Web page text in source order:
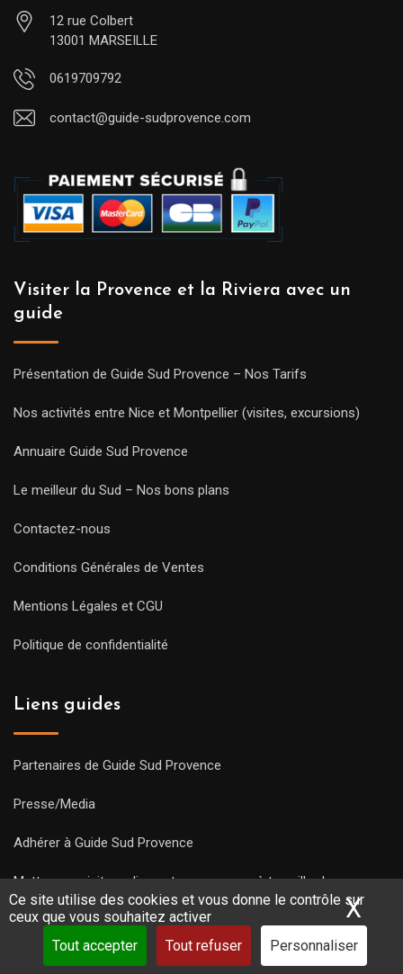
Ce site utilise des cookies et vous donne le contrôle sur
ceux que vous souhaitez activer
Tout accepter
Tout refuser Personnaliser
X
12 rue Colbert
13001 MARSEILLE
0619709792
contact@guide-sudprovence.com
Visiter la Provence et la Riviera avec un
guide
Présentation de Guide Sud Provence – Nos Tarifs
Nos activités entre Nice et Montpellier (visites, excursions)
Annuaire Guide Sud Provence
Le meilleur du Sud – Nos bons plans
Contactez-nous
Conditions Générales de Ventes
Mentions Légales et CGU
Politique de confidentialité
Liens guides
Partenaires de Guide Sud Provence
Presse/Media
Adhérer à Guide Sud Provence
Mettre une visite en ligne et commencez à travailler !